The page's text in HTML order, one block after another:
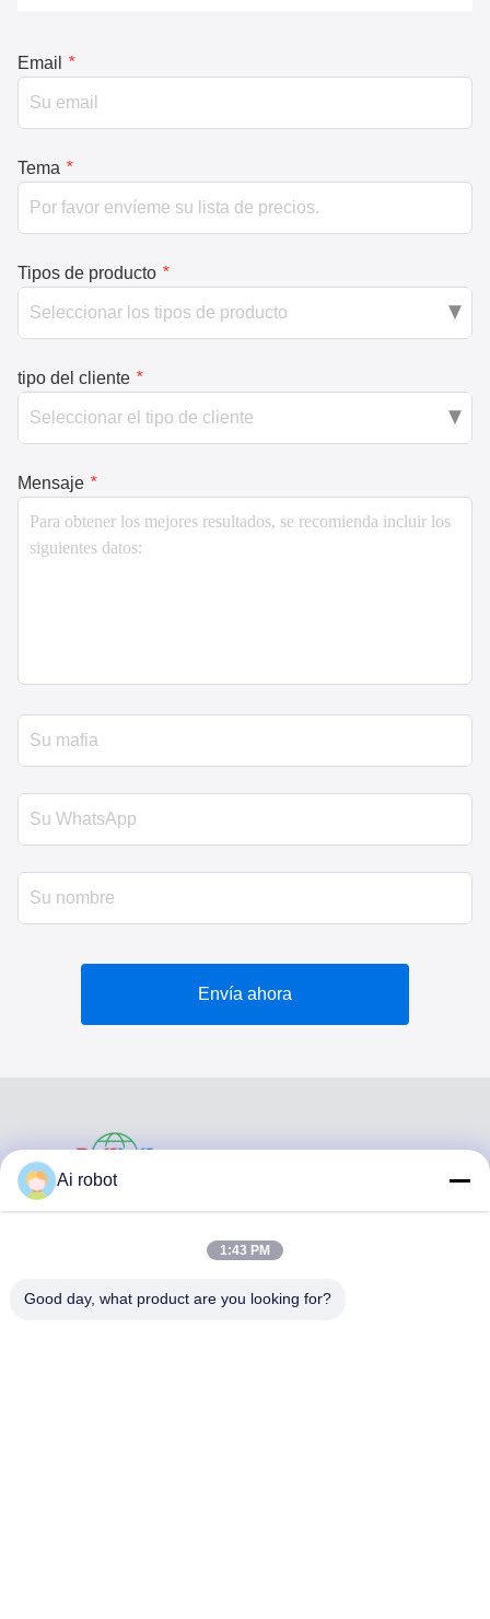
Email *
Tema *
Tipos de producto *
tipo del cliente *
Mensaje *
Envía ahora
VIVI DENTAI
Ai robot
1:43 PM
Good day, what product are you looking for?